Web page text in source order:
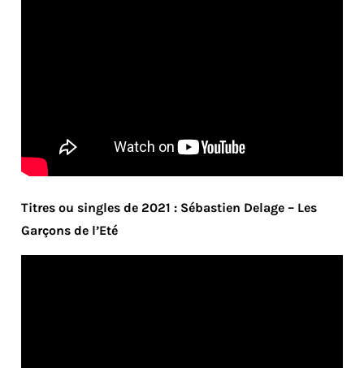
Titres ou singles de 2021 : Sébastien Delage – Les
Garçons de l’Eté